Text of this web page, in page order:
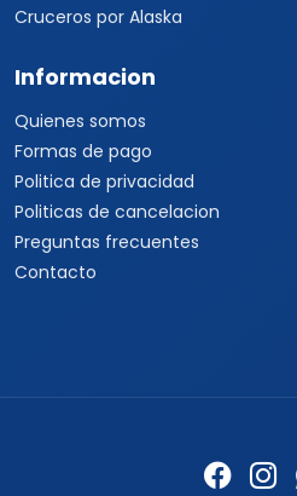
Cruceros por Alaska
Informacion
Quienes somos
Formas de pago
Politica de privacidad
Politicas de cancelacion
Preguntas frecuentes
Contacto